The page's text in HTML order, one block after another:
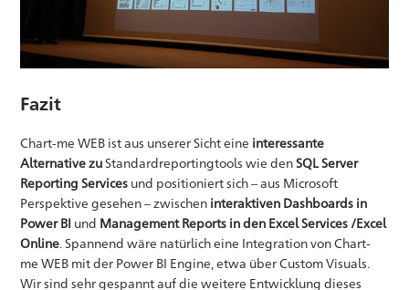
Fazit
Chart-me WEB ist aus unserer Sicht eine interessante
AlternativezuStandardreportingtools wie denSQL Server
Reporting Services und positioniert sich – aus Microsoft
Perspektive gesehen – zwischen interaktiven Dashboards in
Power BI und Management Reports in den Excel Services /Excel
Online . Spannend wäre natürlich eine Integration von Chart-
me WEB mit der Power BI Engine, etwa über Custom Visuals.
Wir sind sehr gespannt auf die weitere Entwicklung dieses